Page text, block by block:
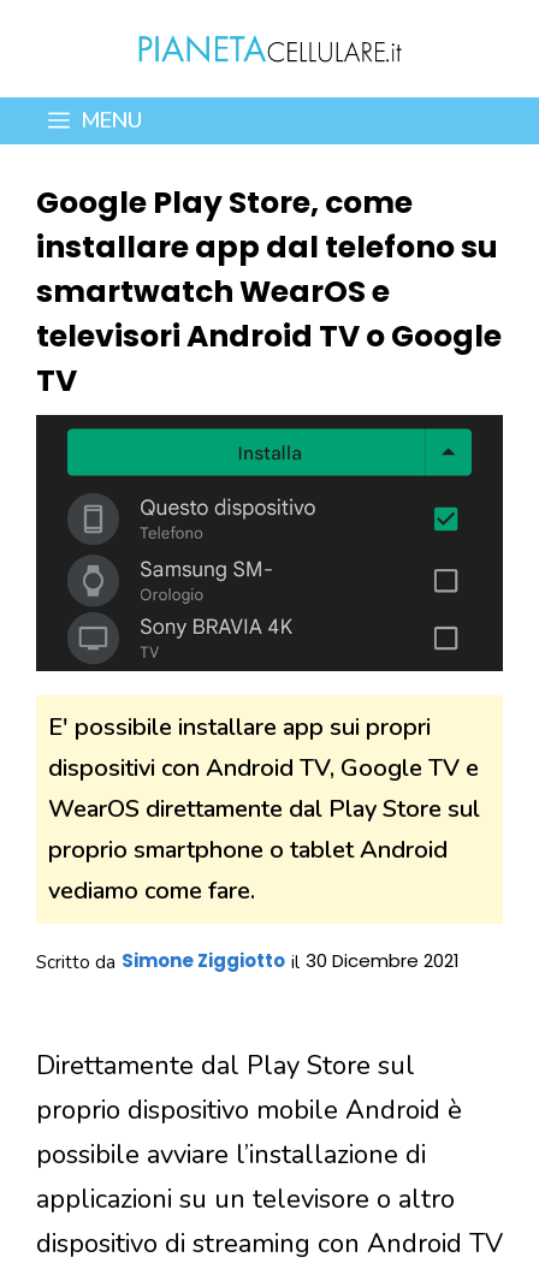
contenuto
MENU
Google Play Store, come
installare app dal telefono su
smartwatch WearOS e
televisori Android TV o Google
TV
E' possibile installare app sui propri
dispositivi con Android TV, Google TV e
WearOS direttamente dal Play Store sul
proprio smartphone o tablet Android
vediamo come fare.
Scritto da Simone Ziggiotto il 30 Dicembre 2021
Direttamente dal Play Store sul
proprio dispositivo mobile Android è
possibile avviare l’installazione di
applicazioni su un televisore o altro
dispositivo di streaming con Android TV